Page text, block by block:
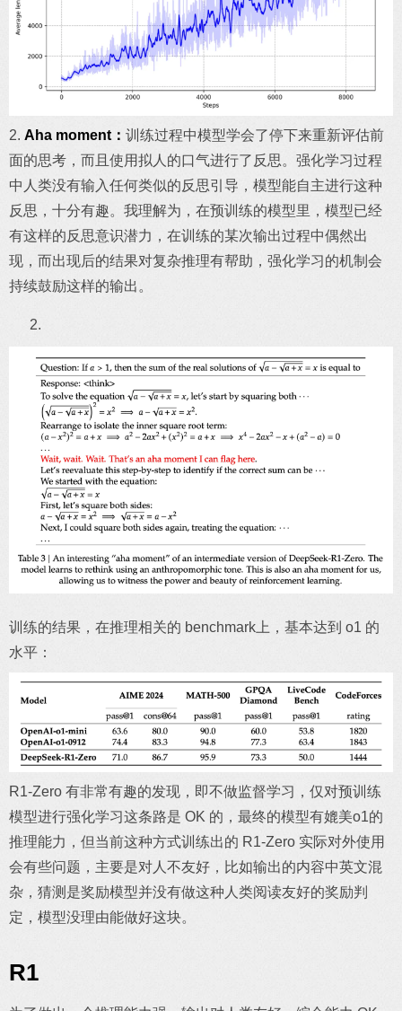
2. Aha moment： 训练过程中模型学会了停下来重新评估前
面的思考，而且使用拟人的口气进行了反思。强化学习过程
中人类没有输入任何类似的反思引导，模型能自主进行这种
反思，十分有趣。我理解为，在预训练的模型里，模型已经
有这样的反思意识潜力，在训练的某次输出过程中偶然出
现，而出现后的结果对复杂推理有帮助，强化学习的机制会
持续鼓励这样的输出。
训练的结果，在推理相关的 benchmark上，基本达到 o1 的
水平：
R1-Zero 有非常有趣的发现，即不做监督学习，仅对预训练
模型进行强化学习这条路是 OK 的，最终的模型有媲美o1的
推理能力，但当前这种方式训练出的 R1-Zero 实际对外使用
会有些问题，主要是对人不友好，比如输出的内容中英文混
杂，猜测是奖励模型并没有做这种人类阅读友好的奖励判
定，模型没理由能做好这块。
R1